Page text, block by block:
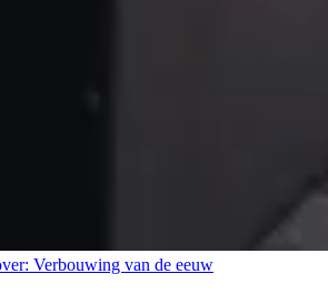
Verbouwing van de eeuw